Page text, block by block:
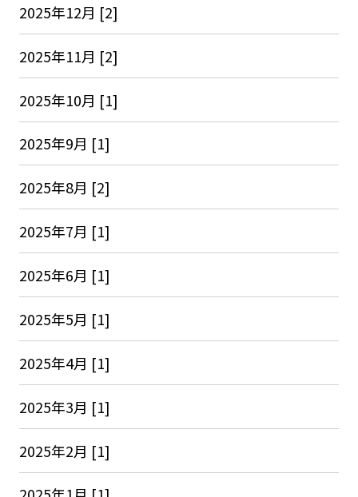
2025年12月 [2]
2025年11月 [2]
2025年10月 [1]
2025年9月 [1]
2025年8月 [2]
2025年7月 [1]
2025年6月 [1]
2025年5月 [1]
2025年4月 [1]
2025年3月 [1]
2025年2月 [1]